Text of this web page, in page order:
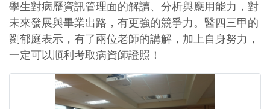
學生對病歷資訊管理面的解讀、分析與應用能力，對
未來發展與畢業出路，有更強的競爭力。醫四三甲的
劉郁庭表示，有了兩位老師的講解，加上自身努力，
一定可以順利考取病資師證照！